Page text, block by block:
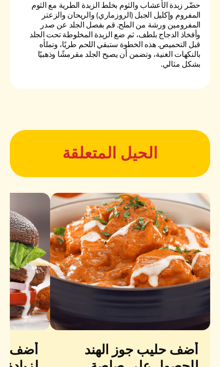
حضّر زبدة الأعشاب والثوم بخلط الزبدة الطرية مع الثوم
المفروم وإكليل الجبل (الروزماري) والريحان والزعتر
المفرومين ورشة من الملح. قم بفصل الجلد عن صدر
وأفخاذ الدجاج بلطف، ثم ضع الزبدة المخلوطة تحت الجلد
قبل التحميص. هذه الخطوة ستبقي اللحم طريًا، وتملأه
بالنكهات الغنية، وتضمن أن يصبح الجلد مقرمشًا وذهبيًا
بشكل مثالي.
الحيل المتعلقة
أضف حليب جوز الهند
أضف